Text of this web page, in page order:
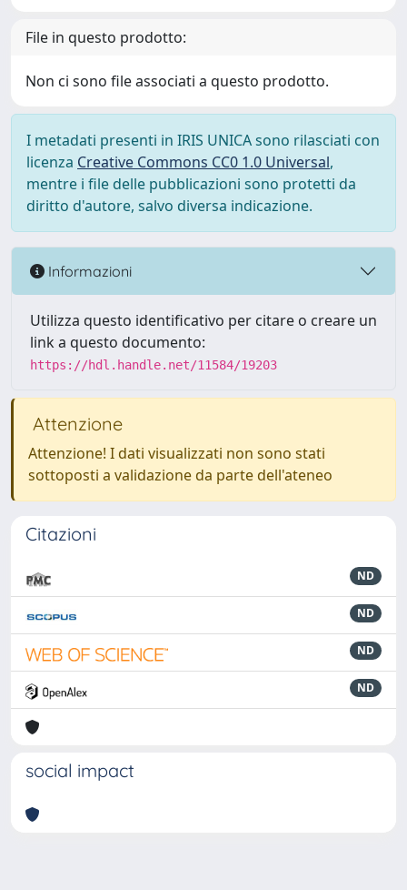
File in questo prodotto:
Non ci sono file associati a questo prodotto.
I metadati presenti in IRIS UNICA sono rilasciati con
licenza Creative Commons CC0 1.0 Universal,
mentre i file delle pubblicazioni sono protetti da
diritto d'autore, salvo diversa indicazione.
Informazioni
Utilizza questo identificativo per citare o creare un
link a questo documento:
https://hdl.handle.net/11584/19203
Attenzione
Attenzione! I dati visualizzati non sono stati
sottoposti a validazione da parte dell'ateneo
Citazioni
ND
ND
ND
ND
social impact